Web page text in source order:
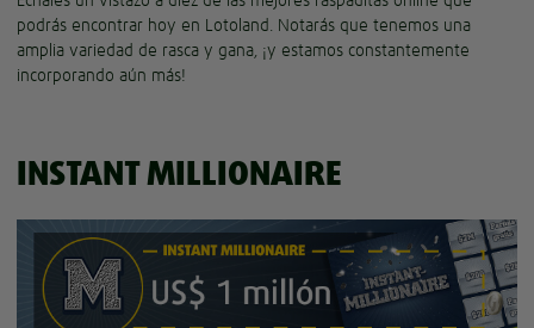
podrás encontrar hoy en Lotoland. Notarás que tenemos una
amplia variedad de rasca y gana, ¡y estamos constantemente
incorporando aún más!
INSTANT MILLIONAIRE